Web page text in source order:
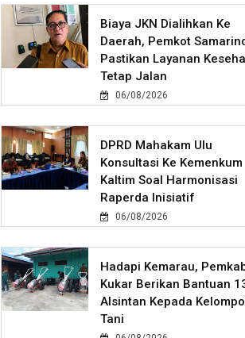
Biaya JKN Dialihkan Ke
Daerah, Pemkot
Pastikan Layanan
Tetap Jalan
06/08/2026
DPRD Mahakam Ulu
Konsultasi Ke Kemenkum
Kaltim Soal Harmonisasi
Raperda Inisiatif
06/08/2026
Hadapi Kemarau,
Kukar Berikan Bantuan
Alsintan Kepada
Tani